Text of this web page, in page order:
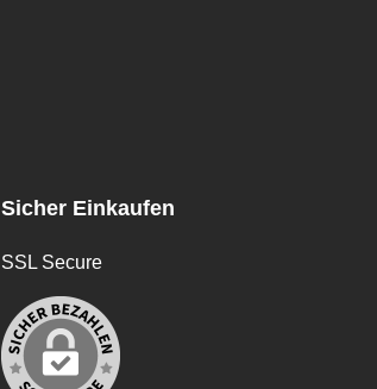
Sicher Einkaufen
SSL Secure